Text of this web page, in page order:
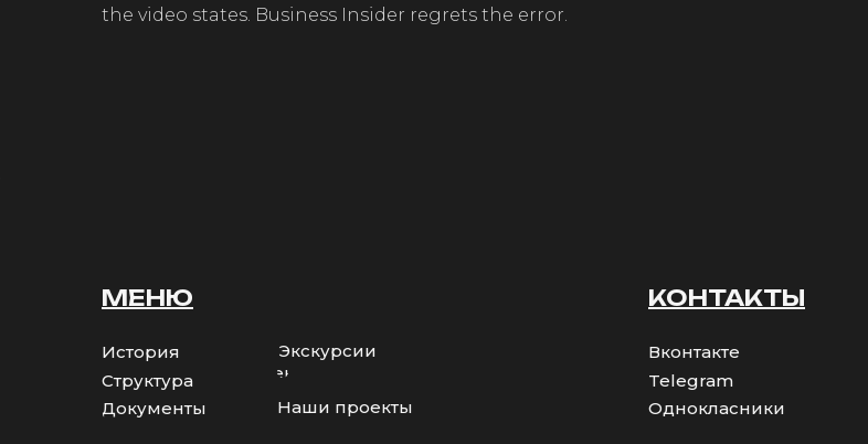
the video states. Business Insider regrets the error.
История
МЕНЮ КОНТАКТЫ
Структура
Документы
Коллективы
Экскурсии
Наши проекты
Вконтакте
Telegram
Однокласники